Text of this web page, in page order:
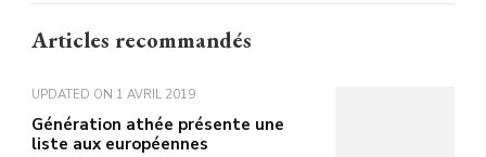
Articles recommandés
UPDATED ON 1 AVRIL 2019
Génération athée présente une
liste aux européennes